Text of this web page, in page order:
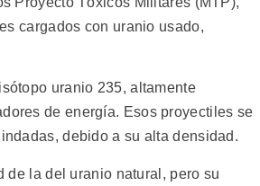
cargados con uranio usado,
uranio 235, altamente
de energía. Esos proyectiles se
debido a su alta densidad.
de la del uranio natural, pero su